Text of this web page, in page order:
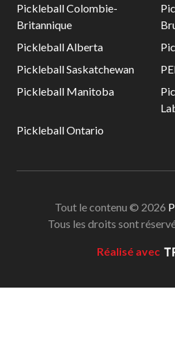
Pickleball Colombie-
Britannique
Pickleball Alberta
Pickleball Saskatchewan
Pickleball Manitoba
Pickleball Ontario
Tout le contenu © 2026
Tous les droits sont
Réalisé avec